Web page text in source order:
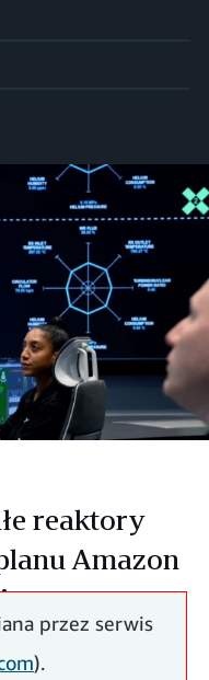
reaktory
Amazon
na
przez serwis
).